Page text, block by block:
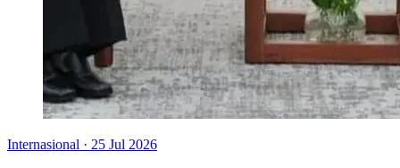
Internasional · 25 Jul 2026